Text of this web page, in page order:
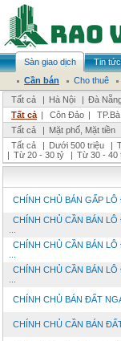
Sàn giao dịch Tin tức
Cần bán
Cho thuê
Tất cả
| Hà Nội | Đà
Tất cả | Côn Đảo |
Tất cả
| Mặt phố, Mặt tiền
Tất cả
| Dưới 500 triệu |
| Từ 20 - 30 tỷ | Từ 30 - 40
CHÍNH CHỦ BÁN GẤP LÔ
CHÍNH CHỦ CẦN BÁN
CHÍNH CHỦ CẦN BÁN
CHÍNH CHỦ CẦN BÁN
CHÍNH CHỦ BÁN ĐẤT
CHÍNH CHỦ CẦN BÁN